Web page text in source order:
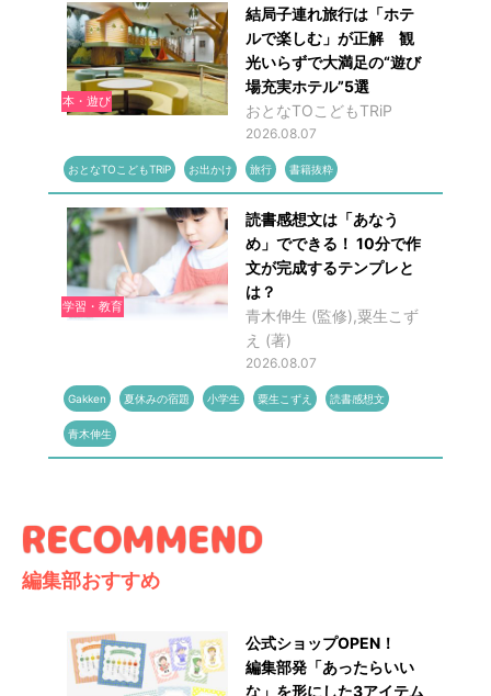
本・遊び
結局子連れ旅行は「ホテ
ルで楽しむ」が正解 観
光いらずで大満足の“遊び
場充実ホテル”5選
おとなTOこどもTRiP
2026.08.07
おとなTOこどもTRiP お出かけ 旅行 書籍抜粋
学習・教育
読書感想文は「あなう
め」でできる！ 10分で作
文が完成するテンプレと
は？
青木伸生 (監修),粟生こず
え (著)
2026.08.07
Gakken 夏休みの宿題 小学生 粟生こずえ 読書感想文
青木伸生
編集部おすすめ
公式ショップOPEN！
編集部発「あったらいい
な」を形にした3アイテム